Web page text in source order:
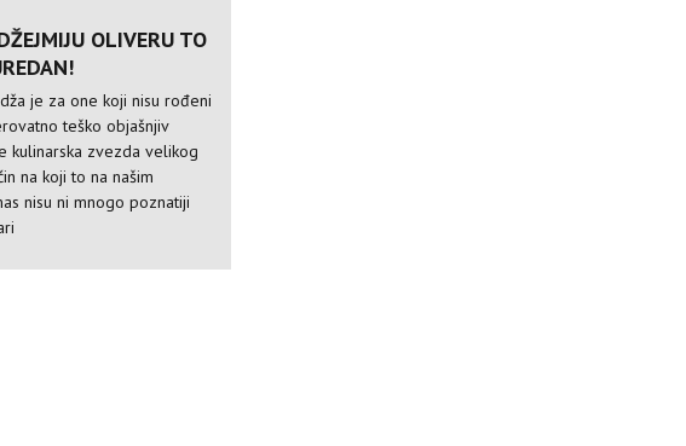
OLIVERU TO
je za one koji nisu rođeni
teško objašnjiv
kulinarska zvezda velikog
na koji to na našim
nisu ni mnogo poznatiji